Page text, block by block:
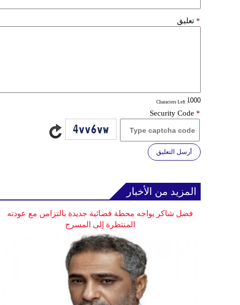
تعليق *
: Characters Left
Security Code *
أرسل التعليق
المزيد من الأخبار
فضل شاكر يواجه محطة قضائية جديدة بالتزامن مع عودته
المنتظرة إلى المسرح